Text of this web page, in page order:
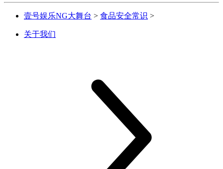
壹号娱乐NG大舞台 > 食品安全常识 >
关于我们